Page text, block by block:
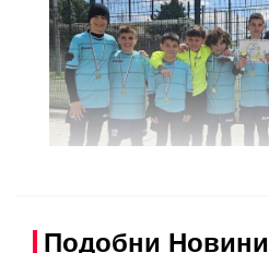
Подобни Новини